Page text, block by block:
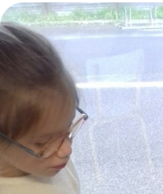
Notre
école
fête
Saint
Nicolas